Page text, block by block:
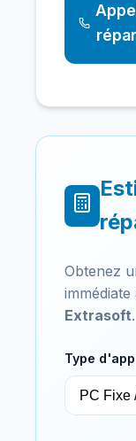
Obtenez
Extrasoft.
Type